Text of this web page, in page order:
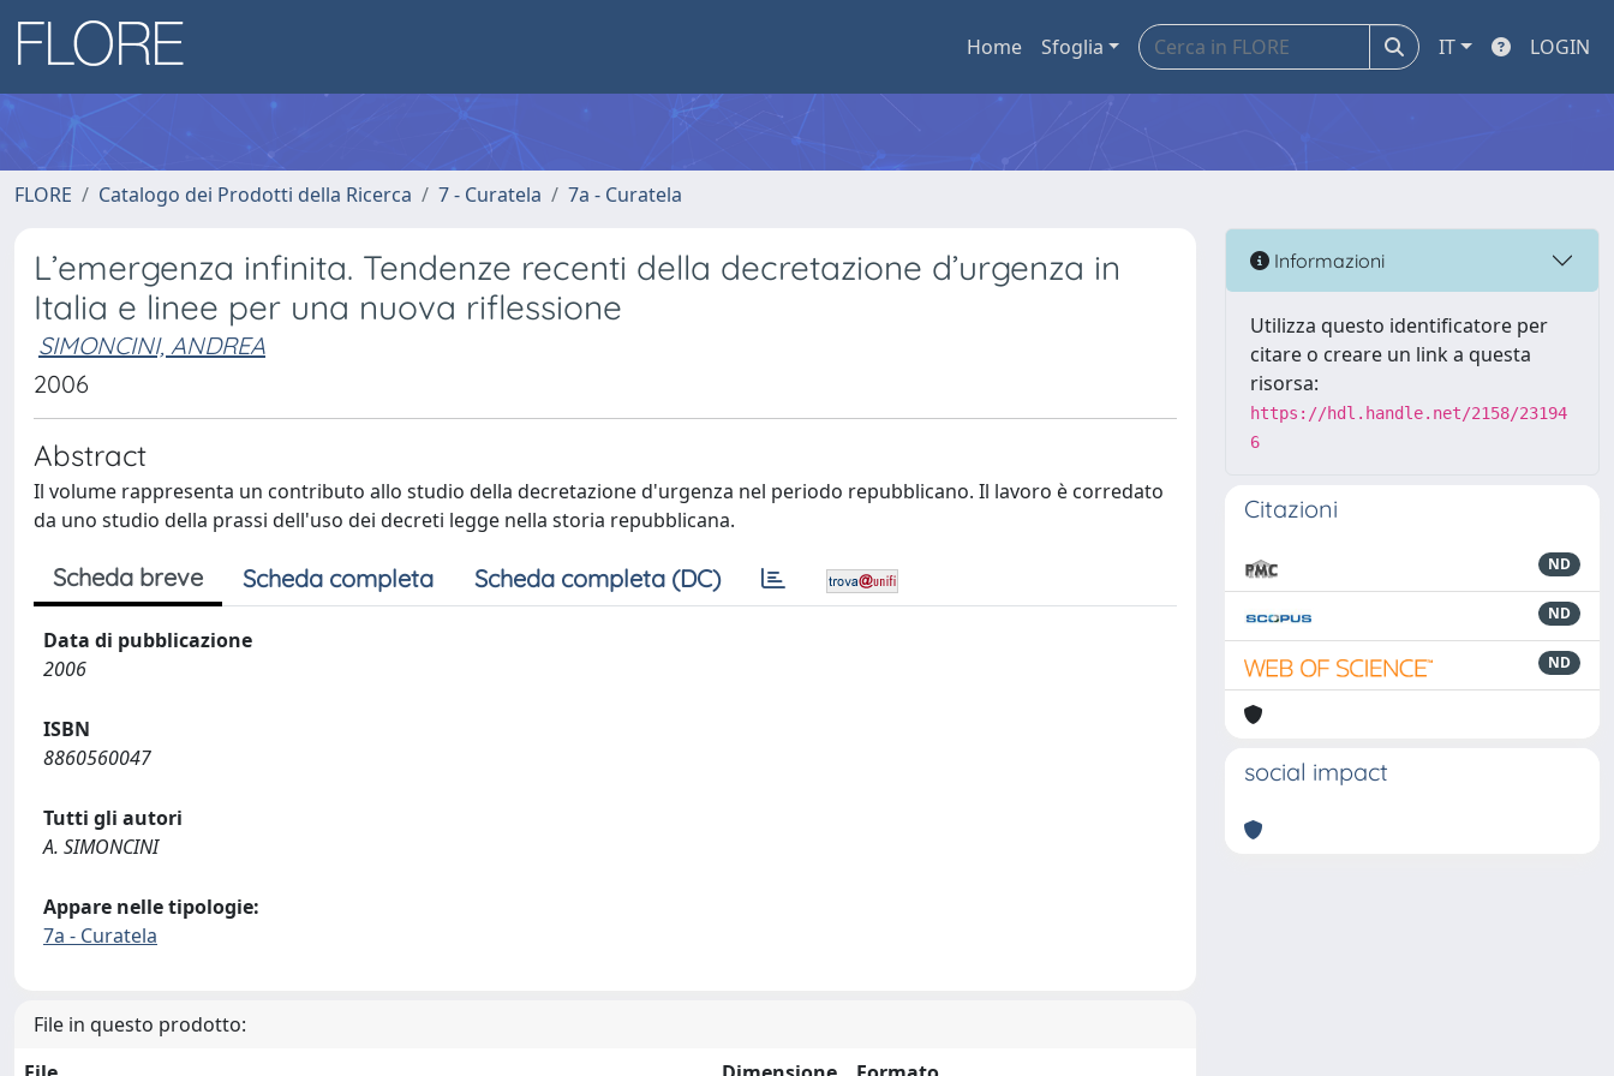
Home Sfoglia IT LOGIN
FLORE Catalogo dei Prodotti della Ricerca 7 - Curatela 7a - Curatela
L’emergenza infinita. Tendenze recenti della decretazione d’urgenza in
Italia e linee per una nuova riflessione
SIMONCINI, ANDREA
2006
Abstract
Il volume rappresenta un contributo allo studio della decretazione d'urgenza nel periodo repubblicano. Il lavoro è corredato
da uno studio della prassi dell'uso dei decreti legge nella storia repubblicana.
Scheda breve Scheda completa Scheda completa (DC)
Data di pubblicazione
2006
ISBN
8860560047
Tutti gli autori
A. SIMONCINI
Appare nelle tipologie:
7a - Curatela
File in questo prodotto:
Informazioni
Utilizza questo identificatore per
citare o creare un link a questa
risorsa:
https://hdl.handle.net/2158/23194
6
Citazioni
ND
ND
ND
social impact